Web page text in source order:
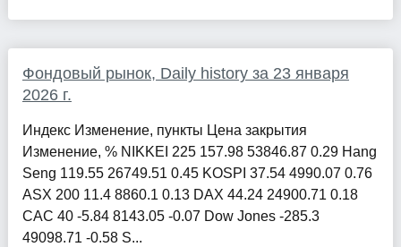
Фондовый рынок, Daily history за 23 января
2026 г.
Индекс Изменение, пункты Цена закрытия
Изменение, % NIKKEI 225 157.98 53846.87 0.29 Hang
Seng 119.55 26749.51 0.45 KOSPI 37.54 4990.07 0.76
ASX 200 11.4 8860.1 0.13 DAX 44.24 24900.71 0.18
CAC 40 -5.84 8143.05 -0.07 Dow Jones -285.3
49098.71 -0.58 S...